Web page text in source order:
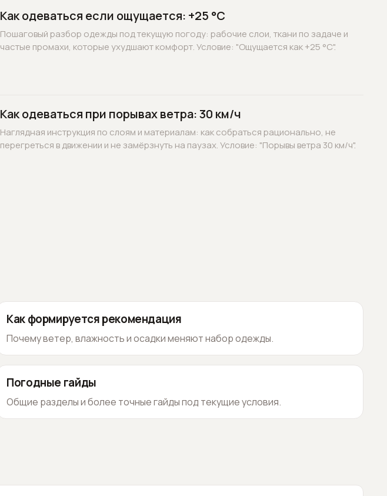
Как одеваться если ощущается: +25 °C
Пошаговый разбор одежды под текущую погоду: рабочие слои, ткани по задаче и
частые промахи, которые ухудшают комфорт. Условие: "Ощущается как +25 °C".
Как одеваться при порывах ветра: 30 км/ч
Наглядная инструкция по слоям и материалам: как собраться рационально, не
перегреться в движении и не замёрзнуть на паузах. Условие: "Порывы ветра 30 км/ч".
Как формируется рекомендация
Почему ветер, влажность и осадки меняют набор одежды.
Погодные гайды
Общие разделы и более точные гайды под текущие условия.